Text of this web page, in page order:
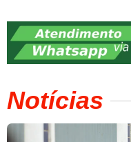
Notícias